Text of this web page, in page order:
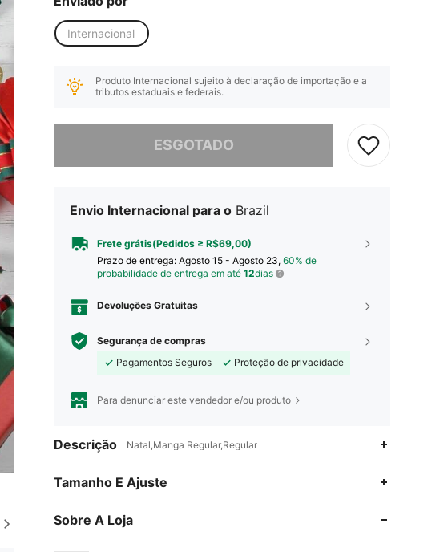
Internacional
Produto Internacional sujeito à declaração de importação e a
tributos estaduais e federais.
ESGOTADO
Desculpe, este produto está esgotado.
Envio Internacional para o Brazil
Frete grátis(Pedidos ≥ R$69,00)
Prazo de entrega: Agosto 15 - Agosto 23, 60% de
probabilidade de entrega em até 12dias
Devoluções Gratuitas
Segurança de compras
Pagamentos Seguros
Proteção de privacidade
Para denunciar este vendedor e/ou produto
Descrição Natal,Manga Regular,Regular
Tamanho E Ajuste
Sobre A Loja
4,87